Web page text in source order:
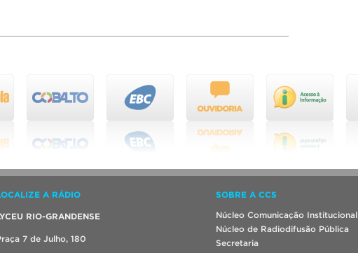
A RÁDIO
RIO-GRANDENSE
7 de Julho, 180
SOBRE A CCS
Núcleo Comunicação Institucional
Núcleo de Radiodifusão Pública
Secretaria